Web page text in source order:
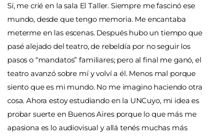
Sí, me crié en la sala El Taller. Siempre me fascinó ese
mundo, desde que tengo memoria. Me encantaba
meterme en las escenas. Después hubo un tiempo que
pasé alejado del teatro, de rebeldía por no seguir los
pasos o “mandatos” familiares; pero al final me ganó, el
teatro avanzó sobre mí y volví a él. Menos mal porque
siento que es mi mundo. No me imagino haciendo otra
cosa. Ahora estoy estudiando en la UNCuyo, mi idea es
probar suerte en Buenos Aires porque lo que más me
apasiona es lo audiovisual y allá tenés muchas más